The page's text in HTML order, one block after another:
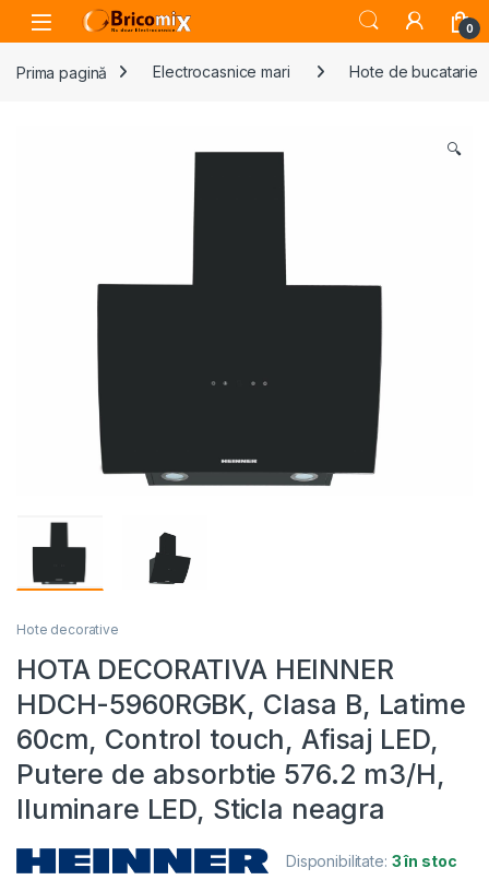
Skip to navigation
Skip to content
Open 0
Prima pagină Electrocasnice mari Hote de bucatarie
🔍
Hote decorative
HOTA DECORATIVA HEINNER
HDCH-5960RGBK, Clasa B, Latime
60cm, Control touch, Afisaj LED,
Putere de absorbtie 576.2 m3/H,
Iluminare LED, Sticla neagra
Disponibilitate: 3 în stoc